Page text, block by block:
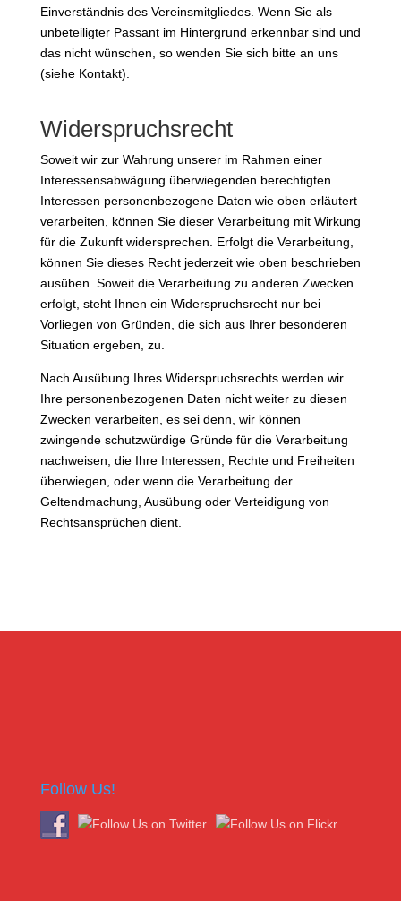
Einverständnis des Vereinsmitgliedes. Wenn Sie als
unbeteiligter Passant im Hintergrund erkennbar sind und
das nicht wünschen, so wenden Sie sich bitte an uns
(siehe Kontakt).
Widerspruchsrecht
Soweit wir zur Wahrung unserer im Rahmen einer
Interessensabwägung überwiegenden berechtigten
Interessen personenbezogene Daten wie oben erläutert
verarbeiten, können Sie dieser Verarbeitung mit Wirkung
für die Zukunft widersprechen. Erfolgt die Verarbeitung,
können Sie dieses Recht jederzeit wie oben beschrieben
ausüben. Soweit die Verarbeitung zu anderen Zwecken
erfolgt, steht Ihnen ein Widerspruchsrecht nur bei
Vorliegen von Gründen, die sich aus Ihrer besonderen
Situation ergeben, zu.
Nach Ausübung Ihres Widerspruchsrechts werden wir
Ihre personenbezogenen Daten nicht weiter zu diesen
Zwecken verarbeiten, es sei denn, wir können
zwingende schutzwürdige Gründe für die Verarbeitung
nachweisen, die Ihre Interessen, Rechte und Freiheiten
überwiegen, oder wenn die Verarbeitung der
Geltendmachung, Ausübung oder Verteidigung von
Rechtsansprüchen dient.
Follow Us!